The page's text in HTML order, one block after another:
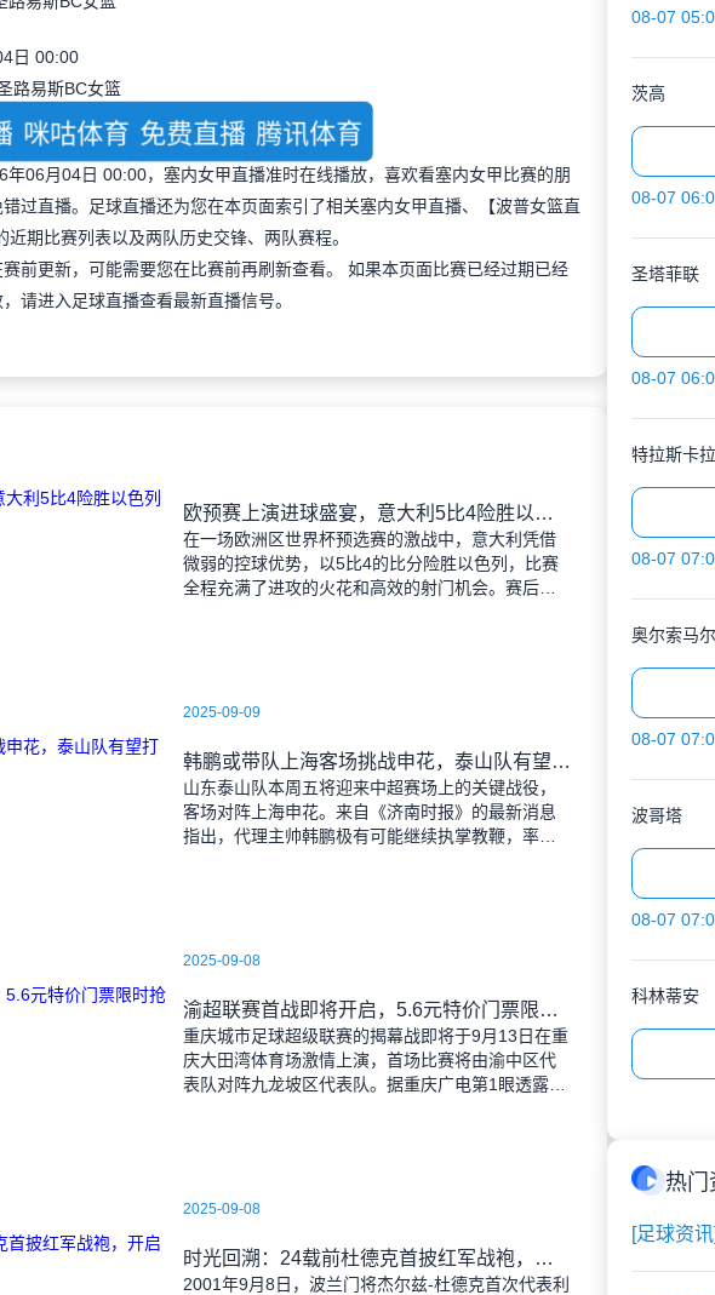
日 00:00
路易斯BC女篮
咪咕体育 免费直播 腾讯体育
年06月04日 00:00，塞内女甲直播准时在线播放，喜欢看塞内女甲比赛的朋
过直播。足球直播还为您在本页面索引了相关塞内女甲直播、【波普女篮直
期比赛列表以及两队历史交锋、两队赛程。
赛前更新，可能需要您在比赛前再刷新查看。 如果本页面比赛已经过期已经
请进入足球直播查看最新直播信号。
欧预赛上演进球盛宴，意大利5比4险胜以色列控球占优
在一场欧洲区世界杯预选赛的激战中，意大利凭借
微弱的控球优势，以5比4的比分险胜以色列，比赛
全程充满了进攻的火花和高效的射门机会。赛后技
2025-09-09
韩鹏或带队上海客场挑战申花，泰山队有望打破近期交锋劣势
山东泰山队本周五将迎来中超赛场上的关键战役，
客场对阵上海申花。来自《济南时报》的最新消息
指出，代理主帅韩鹏极有可能继续执掌教鞭，率队
2025-09-08
渝超联赛首战即将开启，5.6元特价门票限时抢购，纪念礼品同步赠送
重庆城市足球超级联赛的揭幕战即将于9月13日在重
庆大田湾体育场激情上演，首场比赛将由渝中区代
表队对阵九龙坡区代表队。据重庆广电第1眼透露，
2025-09-08
时光回溯：24载前杜德克首披红军战袍，开启传奇门将生涯
2001年9月8日，波兰门将杰尔兹-杜德克首次代表利
08-07
茨高
08-07
圣塔菲联
08-07
特拉斯卡拉
08-07
奥尔索马
08-07
波哥塔
08-07
科林蒂安
热门
[足球资讯]